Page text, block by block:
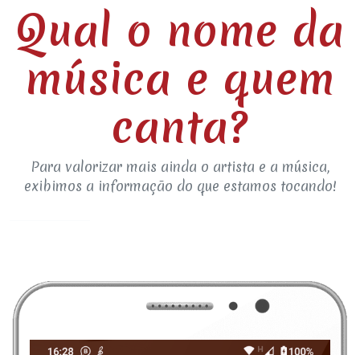
Qual o nome da
música e quem
canta?
Para valorizar mais ainda o artista e a música,
exibimos a informação do que estamos tocando!